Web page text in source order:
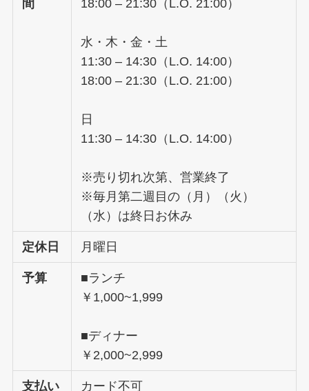
間
18:00 – 21:30（L.O. 21:00）
水・木・金・土
11:30 – 14:30（L.O. 14:00）
18:00 – 21:30（L.O. 21:00）
日
11:30 – 14:30（L.O. 14:00）
※売り切れ次第、営業終了
※毎月第二週目の（月）（火）
（水）は終日お休み
定休日 月曜日
予算
■ランチ
￥1,000~1,999
■ディナー
￥2,000~2,999
支払い カード不可